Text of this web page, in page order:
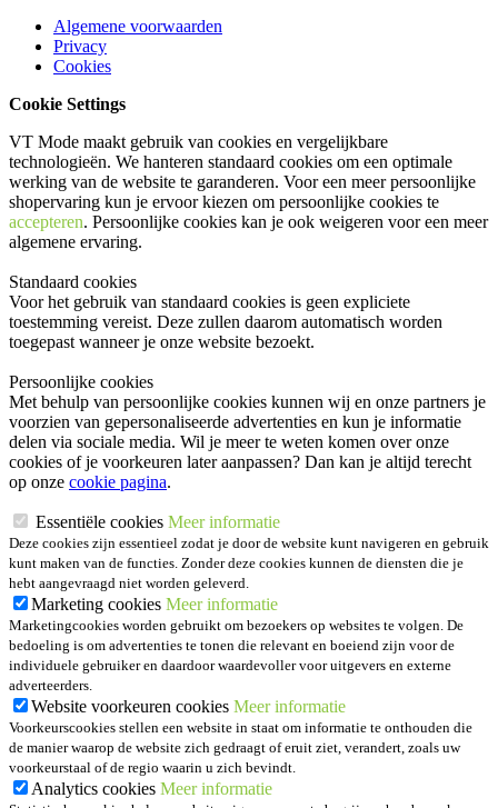
Algemene voorwaarden
Privacy
Cookies
Cookie Settings
VT Mode maakt gebruik van cookies en vergelijkbare
technologieën. We hanteren standaard cookies om een optimale
werking van de website te garanderen. Voor een meer persoonlijke
shopervaring kun je ervoor kiezen om persoonlijke cookies te
accepteren. Persoonlijke cookies kan je ook weigeren voor een meer
algemene ervaring.
Standaard cookies
Voor het gebruik van standaard cookies is geen expliciete
toestemming vereist. Deze zullen daarom automatisch worden
toegepast wanneer je onze website bezoekt.
Persoonlijke cookies
Met behulp van persoonlijke cookies kunnen wij en onze partners je
voorzien van gepersonaliseerde advertenties en kun je informatie
delen via sociale media. Wil je meer te weten komen over onze
cookies of je voorkeuren later aanpassen? Dan kan je altijd terecht
op onze cookie pagina.
Essentiële cookies Meer informatie
Deze cookies zijn essentieel zodat je door de website kunt navigeren en gebruik
kunt maken van de functies. Zonder deze cookies kunnen de diensten die je
hebt aangevraagd niet worden geleverd.
Marketing cookies Meer informatie
Marketingcookies worden gebruikt om bezoekers op websites te volgen. De
bedoeling is om advertenties te tonen die relevant en boeiend zijn voor de
individuele gebruiker en daardoor waardevoller voor uitgevers en externe
adverteerders.
Website voorkeuren cookies Meer informatie
Voorkeurscookies stellen een website in staat om informatie te onthouden die
de manier waarop de website zich gedraagt of eruit ziet, verandert, zoals uw
voorkeurstaal of de regio waarin u zich bevindt.
Analytics cookies Meer informatie